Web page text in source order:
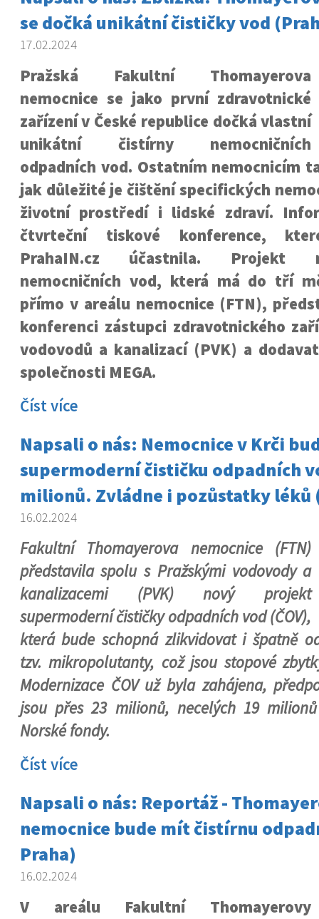
se dočká unikátní čističky vod
17.02.2024
Pražská Fakultní Thomayerova
nemocnice se jako první zdravotnické
zařízení v České republice dočká vlastní
unikátní čistírny nemocničních
odpadních vod. Ostatním nemocnicím
jak důležité je čištění specifických
životní prostředí i lidské zdraví.
čtvrteční tiskové konference,
PrahaIN.cz účastnila. Projekt
nemocničních vod, která má do tří
přímo v areálu nemocnice (FTN),
konferenci zástupci zdravotnického
vodovodů a kanalizací (PVK) a
společnosti MEGA.
Číst více
Napsali o nás: Nemocnice v Krči
supermoderní čističku odpadních
milionů. Zvládne i pozůstatky léků
16.02.2024
Fakultní Thomayerova nemocnice (FTN)
představila spolu s Pražskými vodovody a
kanalizacemi (PVK) nový projekt
supermoderní čističky odpadních vod (ČOV),
která bude schopná zlikvidovat i špatně
tzv. mikropolutanty, což jsou stopové
Modernizace ČOV už byla zahájena,
jsou přes 23 milionů, necelých 19
Norské fondy.
Číst více
Napsali o nás: Reportáž -
nemocnice bude mít čistírnu
Praha)
16.02.2024
V areálu Fakultní Thomayerovy